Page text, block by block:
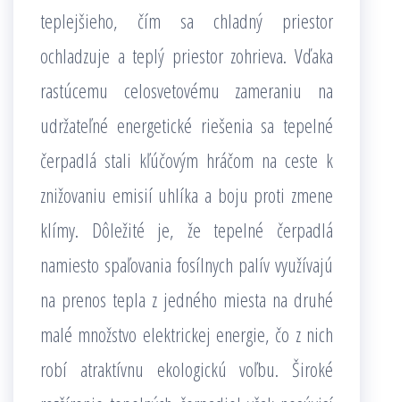
teplejšieho, čím sa chladný priestor
ochladzuje a teplý priestor zohrieva. Vďaka
rastúcemu celosvetovému zameraniu na
udržateľné energetické riešenia sa tepelné
čerpadlá stali kľúčovým hráčom na ceste k
znižovaniu emisií uhlíka a boju proti zmene
klímy. Dôležité je, že tepelné čerpadlá
namiesto spaľovania fosílnych palív využívajú
na prenos tepla z jedného miesta na druhé
malé množstvo elektrickej energie, čo z nich
robí atraktívnu ekologickú voľbu. Široké